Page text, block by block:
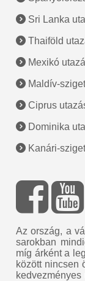
Sri Lanka
Thaiföld
Mexikó
Maldív-
Ciprus
Dominika
Kanári-
Az ország, a
sarokban
míg árként a
között nincsen